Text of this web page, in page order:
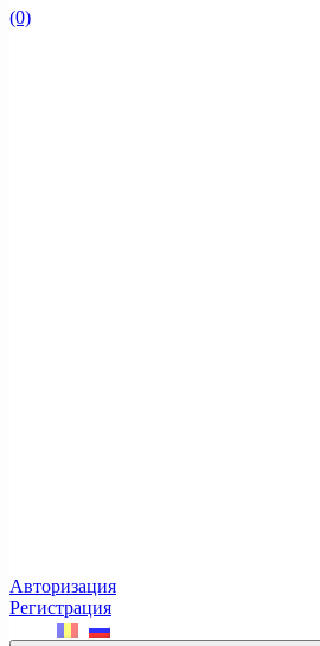
(0)
Авторизация
Регистрация